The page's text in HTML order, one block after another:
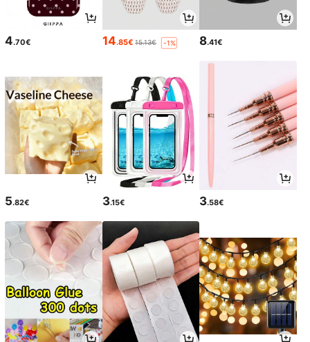
4.70€ 14.85€ 15.13€ -1% 8.41€
5.82€ 3.15€ 3.58€